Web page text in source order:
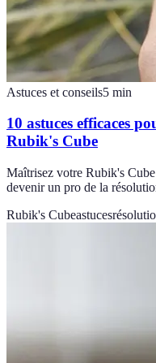
Astuces et conseils5 min
10 astuces efficaces
Rubik's Cube
Maîtrisez votre Rubik's
devenir un pro de la
Rubik's Cubeastuces